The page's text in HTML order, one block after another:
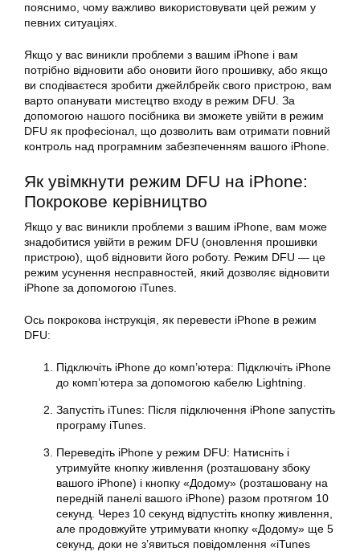
пояснимо, чому важливо використовувати цей режим у
певних ситуаціях.
Якщо у вас виникли проблеми з вашим iPhone і вам
потрібно відновити або оновити його прошивку, або якщо
ви сподіваєтеся зробити джейлбрейк свого пристрою, вам
варто опанувати мистецтво входу в режим DFU. За
допомогою нашого посібника ви зможете увійти в режим
DFU як професіонал, що дозволить вам отримати повний
контроль над програмним забезпеченням вашого iPhone.
Як увімкнути режим DFU на iPhone:
Покрокове керівництво
Якщо у вас виникли проблеми з вашим iPhone, вам може
знадобитися увійти в режим DFU (оновлення прошивки
пристрою), щоб відновити його роботу. Режим DFU — це
режим усунення несправностей, який дозволяє відновити
iPhone за допомогою iTunes.
Ось покрокова інструкція, як перевести iPhone в режим
DFU:
Підключіть iPhone до комп’ютера: Підключіть iPhone
до комп’ютера за допомогою кабелю Lightning.
Запустіть iTunes: Після підключення iPhone запустіть
програму iTunes.
Переведіть iPhone у режим DFU: Натисніть і
утримуйте кнопку живлення (розташовану збоку
вашого iPhone) і кнопку «Додому» (розташовану на
передній панелі вашого iPhone) разом протягом 10
секунд. Через 10 секунд відпустіть кнопку живлення,
але продовжуйте утримувати кнопку «Додому» ще 5
секунд, доки не з’явиться повідомлення «iTunes